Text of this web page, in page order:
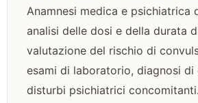
Anamnesi medica e psichiatrica
analisi delle dosi e della durata
valutazione del rischio di
esami di laboratorio, diagnosi di
disturbi psichiatrici concomitanti.